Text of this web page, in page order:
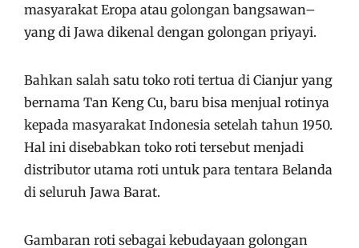
masyarakat Eropa atau golongan bangsawan–
yang di Jawa dikenal dengan golongan priyayi.
Bahkan salah satu toko roti tertua di Cianjur yang
bernama Tan Keng Cu, baru bisa menjual rotinya
kepada masyarakat Indonesia setelah tahun 1950.
Hal ini disebabkan toko roti tersebut menjadi
distributor utama roti untuk para tentara Belanda
di seluruh Jawa Barat.
Gambaran roti sebagai kebudayaan golongan